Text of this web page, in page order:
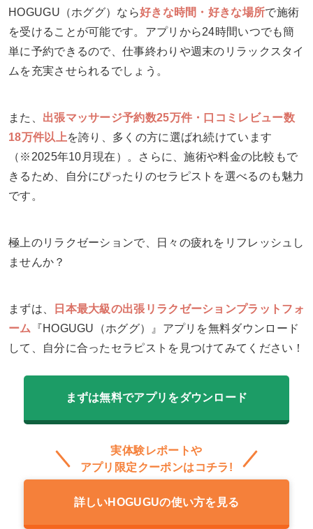
HOGUGU（ホググ）なら好きな時間・好きな場所で施術
を受けることが可能です。アプリから24時間いつでも簡
単に予約できるので、仕事終わりや週末のリラックスタイ
ムを充実させられるでしょう。
また、 出張マッサージ予約数25万件・口コミレビュー数
18万件以上を誇り、多くの方に選ばれ続けています
（※2025年10月現在）。さらに、施術や料金の比較もで
きるため、自分にぴったりのセラピストを選べるのも魅力
です。
極上のリラクゼーションで、日々の疲れをリフレッシュし
ませんか？
まずは、
日本最大級の出張リラクゼーションプラットフォ
ーム 『HOGUGU（ホググ）』アプリを無料ダウンロード
して、自分に合ったセラピストを見つけてみてください！
まずは無料でアプリをダウンロード
実体験レポートや
アプリ限定クーポンはコチラ!
詳しいHOGUGUの使い方を見る